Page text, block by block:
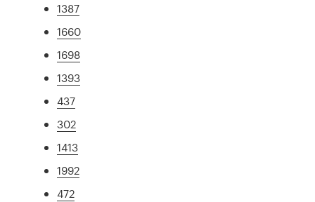
1387
1660
1698
1393
437
302
1413
1992
472